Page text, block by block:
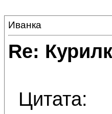
Иванка
Re:
Цитата: